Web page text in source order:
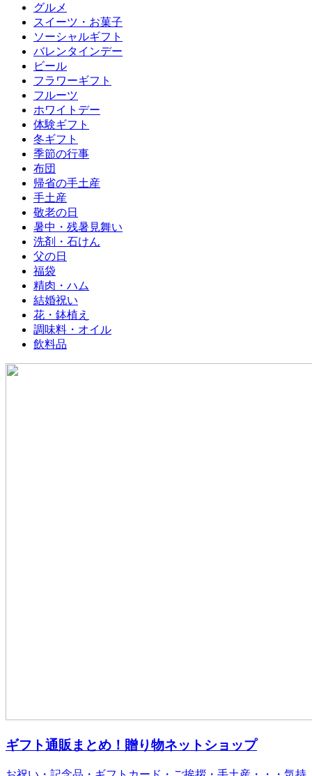
グルメ
スイーツ・お菓子
ソーシャルギフト
バレンタインデー
ビール
フラワーギフト
フルーツ
ホワイトデー
体験ギフト
冬ギフト
季節の行事
布団
帰省の手土産
手土産
敬老の日
暑中・残暑見舞い
洗剤・石けん
父の日
福袋
精肉・ハム
結婚祝い
花・鉢植え
調味料・オイル
飲料品
ギフト通販まとめ！贈り物ネットショップ